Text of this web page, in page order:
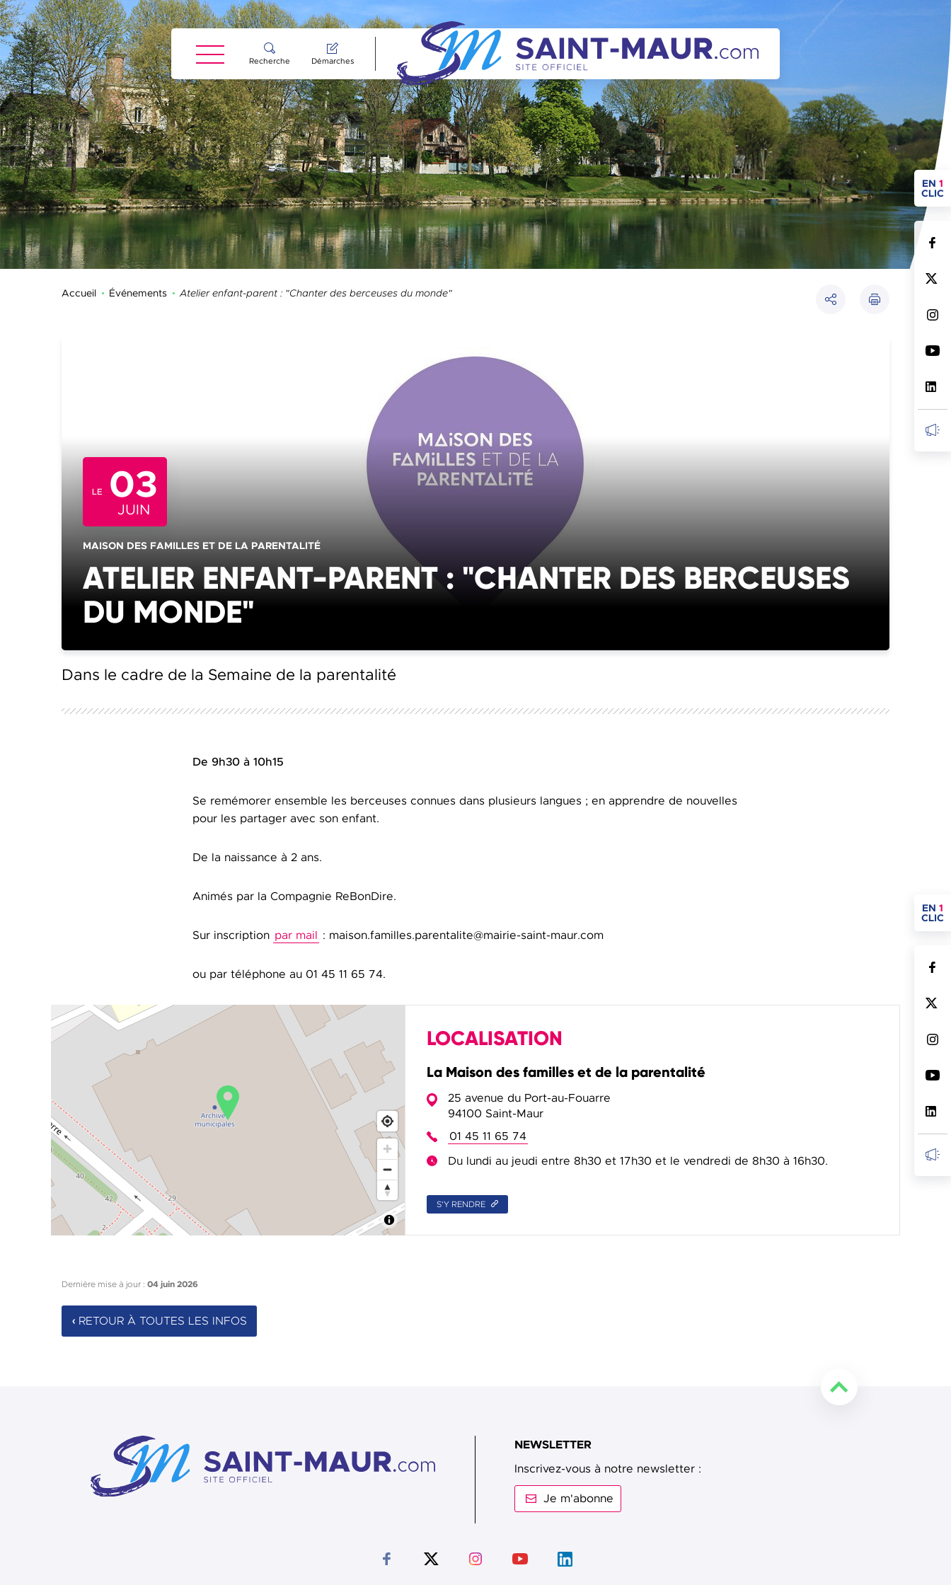
Recherche Démarches
EN 1
CLIC
Accueil Événements Atelier enfant-parent : "Chanter des berceuses du monde"
Partager
Imprimer
ATELIER ENFANT-PARENT : "CHANTER DES BERCEUSES
DU MONDE"
LE 03
JUIN
CATÉGORIE(S) :
MAISON DES FAMILLES ET DE LA PARENTALITÉ
Dans le cadre de la Semaine de la parentalité
EN 1
CLIC
De 9h30 à 10h15
Se remémorer ensemble les berceuses connues dans plusieurs langues ; en apprendre de nouvelles
pour les partager avec son enfant.
De la naissance à 2 ans.
Animés par la Compagnie ReBonDire.
Sur inscription par mail : maison.familles.parentalite@mairie-saint-maur.com
ou par téléphone au 01 45 11 65 74.
LOCALISATION
La Maison des familles et de la parentalité
25 avenue du Port-au-Fouarre
94100 Saint-Maur
01 45 11 65 74
Du lundi au jeudi entre 8h30 et 17h30 et le vendredi de 8h30 à 16h30.
S'Y RENDRE
Dernière mise à jour : 04 juin 2026
RETOUR À TOUTES LES INFOS
NEWSLETTER
Inscrivez-vous à notre newsletter :
Je m'abonne
Suivez-nous sur Facebook
Suivez-nous sur Twitter
Suivez-nous sur Instagram
Suivez-nous sur Youtube
Suivez-nous sur LinkedIn
Panneau de gestion des cookies